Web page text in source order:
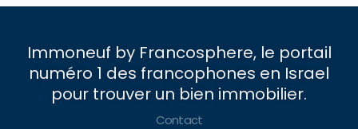
Immoneuf by Francosphere, le portail
numéro 1 des francophones en Israel
pour trouver un bien immobilier.
Contact